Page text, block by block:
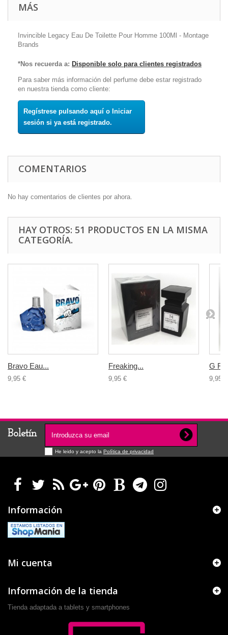
MÁS
Invincible Legacy Eau De Toilette Pour Homme 100Ml - Montage
Brands
*Nos recuerda a: Disponible solo para clientes registrados
Para saber más información del perfume debe estar registrado
en nuestra tienda como cliente:
Regístrese pulsando aquí o Iniciar
sesión si ya está registrado.
COMENTARIOS
No hay comentarios de clientes por ahora.
HAY OTROS: 51 PRODUCTOS EN LA MISMA
CATEGORÍA.
Bravo Eau...
9,95 €
Freaking...
9,95 €
G
9,95 €
Boletín
He leido y acepto la Política de privacidad
Información
Mi cuenta
Información de la tienda
Tienda adaptada a tablets y smartphones